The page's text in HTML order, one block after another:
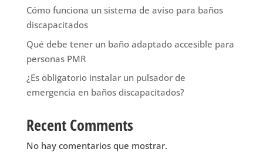
Cómo funciona un sistema de aviso para baños
discapacitados
Qué debe tener un baño adaptado accesible para
personas PMR
¿Es obligatorio instalar un pulsador de
emergencia en baños discapacitados?
Recent Comments
No hay comentarios que mostrar.